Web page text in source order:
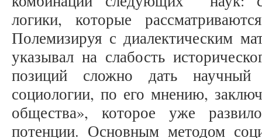
логики, которые
Полемизируя с диалектическим
указывал на слабость
позиций сложно дать научный
социологии, по его мнению,
общества», которое уже
потенции. Основным методом